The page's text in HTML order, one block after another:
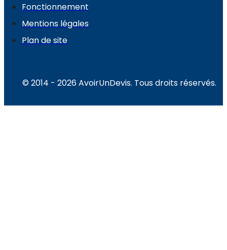
Fonctionnement
Mentions légales
Plan de site
© 2014 - 2026 AvoirUnDevis. Tous droits réservés.